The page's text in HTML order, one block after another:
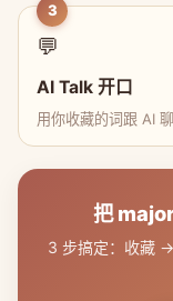
3
💬
AI Talk 开口
用你收藏的词跟 AI
把
3 步搞定：收藏